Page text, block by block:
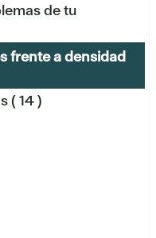
de tu
frente a densidad
( 14 )